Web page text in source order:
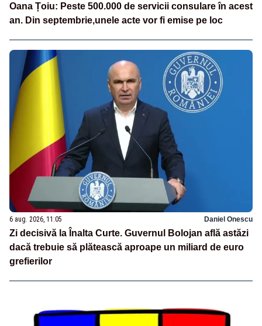
Oana Țoiu: Peste 500.000 de servicii consulare în acest
an. Din septembrie,unele acte vor fi emise pe loc
6 aug. 2026, 11:05 Daniel Onescu
Zi decisivă la Înalta Curte. Guvernul Bolojan află astăzi
dacă trebuie să plătească aproape un miliard de euro
grefierilor